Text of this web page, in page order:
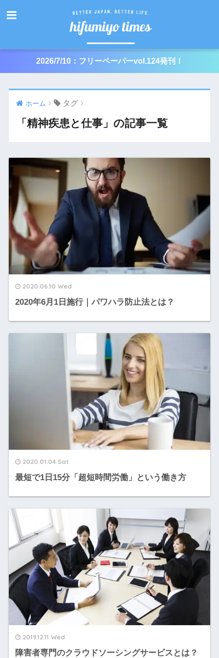
2026/7/10：フリーペーパーvol.124発刊！
ホーム タグ
「精神疾患と仕事」の記事一覧
2020.06.10 Wed
2020年6月1日施行｜パワハラ防止法とは？
2020.01.04 Sat
最短で1日15分「超短時間労働」という働き方
2019.12.11 Wed
障害者専門のクラウドソーシングサービスとは？